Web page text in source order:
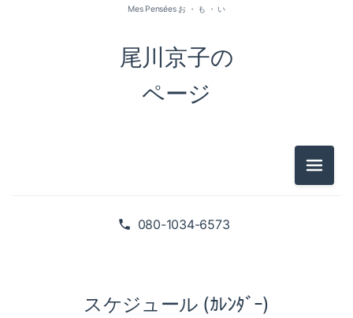
080-1034-6573
尾川京子の
ページ
Mes Pensées お ・ も ・ い
メニュ
スケジュール (ｶﾚﾝﾀﾞｰ)